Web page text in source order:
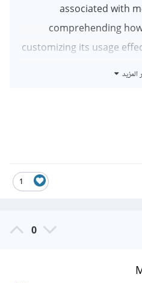
associated with
comprehending
customizing its usage
necessary to memorize
available tools to
1
0